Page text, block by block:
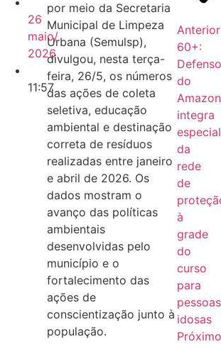
26
maio/
2026
11:57
por meio da Secretaria
Municipal de Limpeza
Urbana (Semulsp),
divulgou, nesta terça-
feira, 26/5, os números
das ações de coleta
seletiva, educação
ambiental e destinação
correta de resíduos
realizadas entre janeiro
e abril de 2026. Os
dados mostram o
avanço das políticas
ambientais
desenvolvidas pelo
município e o
fortalecimento das
ações de
conscientização junto à
população.
Anterior
60+:
do
integra
da
rede
de
à
grade
do
curso
para
pessoas
idosas
Próximo